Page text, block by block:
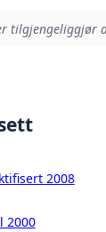
tilgjengeliggjør
2008
2000